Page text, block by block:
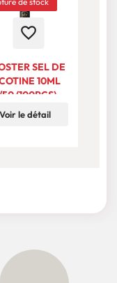
favorite_border
SEL DE
10ML
(100PCS) -
MX LAB
Voir le détail